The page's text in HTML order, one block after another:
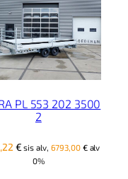
PL 553 202 3500
2
€ sis alv, 6793,00 €alv
0%